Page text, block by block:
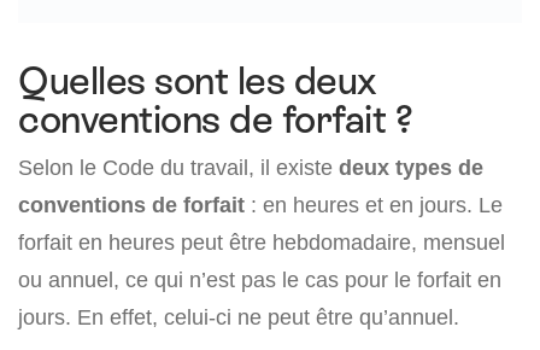
Quelles sont les deux
conventions de forfait ?
Selon le Code du travail, il existe deux types de
conventions de forfait : en heures et en jours. Le
forfait en heures peut être hebdomadaire, mensuel
ou annuel, ce qui n’est pas le cas pour le forfait en
jours. En effet, celui-ci ne peut être qu’annuel.